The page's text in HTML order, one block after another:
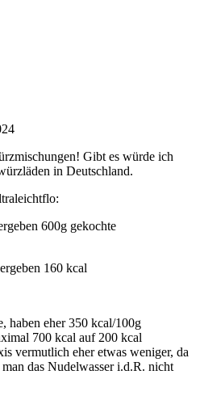
Gibt es würde ich
in Deutschland.
600g gekochte
160 kcal
haben eher 350 kcal/100g
700 kcal auf 200 kcal
vermutlich eher etwas weniger, da
das Nudelwasser i.d.R. nicht